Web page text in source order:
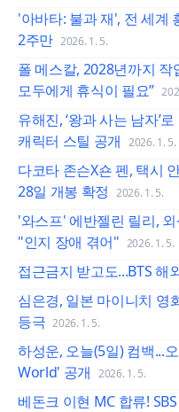
'아바타: 불과 재', 전 세계
2주만 2026. 1. 5.
폴 메스칼, 2028년까지
모두에게 휴식이 필요”
유해진, ‘왕과 사는 남자’
캐릭터 스틸 공개 2026. 1. 5.
다코타 존슨X숀 펜, 택시
28일 개봉 확정 2026. 1. 5.
'와스프' 에반젤린 릴리,
"인지 장애 겪어" 2026. 1. 5.
접근금지 받고도...BTS 해
심은경, 일본 마이니치 영
등극 2026. 1. 5.
하성운, 오늘(5일) 컴백...
World' 공개 2026. 1. 5.
베돈크 이현 MC 합류!